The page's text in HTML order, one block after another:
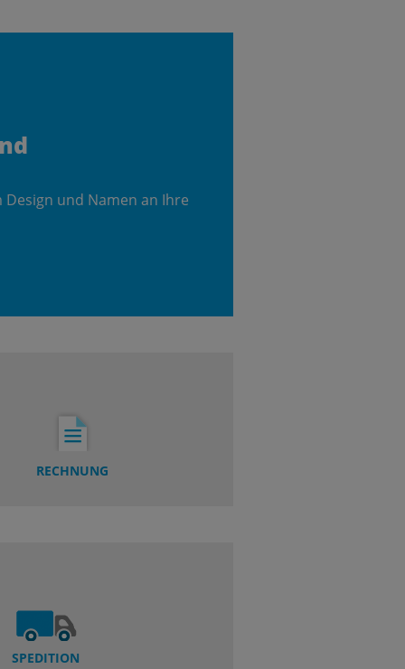
und Namen an Ihre
RECHNUNG
SPEDITION